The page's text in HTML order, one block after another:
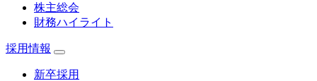
株主総会
財務ハイライト
採用情報
新卒採用